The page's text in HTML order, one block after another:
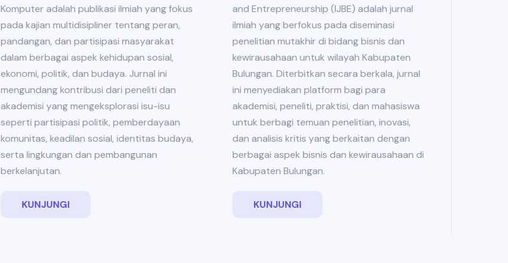
Komputer adalah publikasi ilmiah yang fokus
pada kajian multidisipliner tentang peran,
pandangan, dan partisipasi masyarakat
dalam berbagai aspek kehidupan sosial,
ekonomi, politik, dan budaya. Jurnal ini
mengundang kontribusi dari peneliti dan
akademisi yang mengeksplorasi isu-isu
seperti partisipasi politik, pemberdayaan
komunitas, keadilan sosial, identitas budaya,
serta lingkungan dan pembangunan
berkelanjutan.
KUNJUNGI
and Entrepreneurship (IJBE) adalah jurnal
ilmiah yang berfokus pada diseminasi
penelitian mutakhir di bidang bisnis dan
kewirausahaan untuk wilayah Kabupaten
Bulungan. Diterbitkan secara berkala, jurnal
ini menyediakan platform bagi para
akademisi, peneliti, praktisi, dan mahasiswa
untuk berbagi temuan penelitian, inovasi,
dan analisis kritis yang berkaitan dengan
berbagai aspek bisnis dan kewirausahaan di
Kabupaten Bulungan.
KUNJUNGI